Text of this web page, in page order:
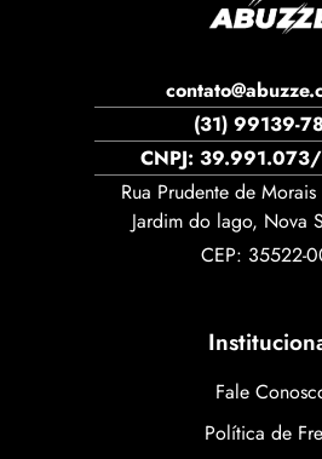
(31) 99139-
CNPJ:
Rua Prudente de Morais
Jardim do lago, Nova
CEP: 35522-
Fale
Política de